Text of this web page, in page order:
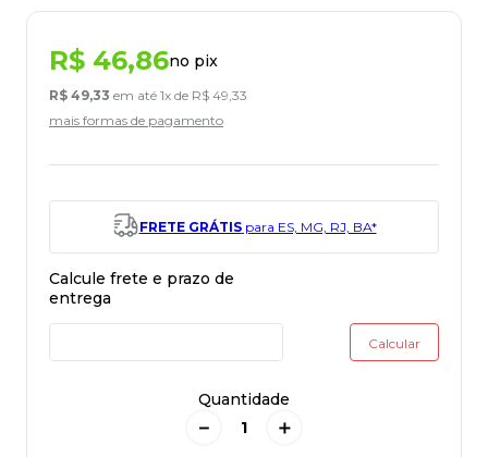
R$ 46,86no pix
R$ 49,33 em até 1x de R$ 49,33
mais formas de pagamento
FRETE GRÁTISpara ES, MG, RJ, BA*
Quantidade
＋
－